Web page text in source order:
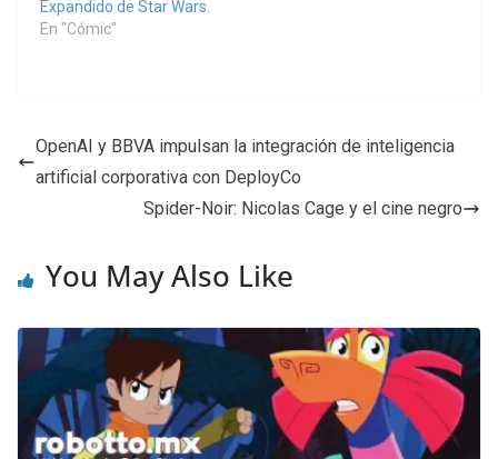
Expandido de Star Wars.
En "Cómic"
OpenAI y BBVA impulsan la integración de inteligencia
artificial corporativa con DeployCo
Spider-Noir: Nicolas Cage y el cine negro
You May Also Like